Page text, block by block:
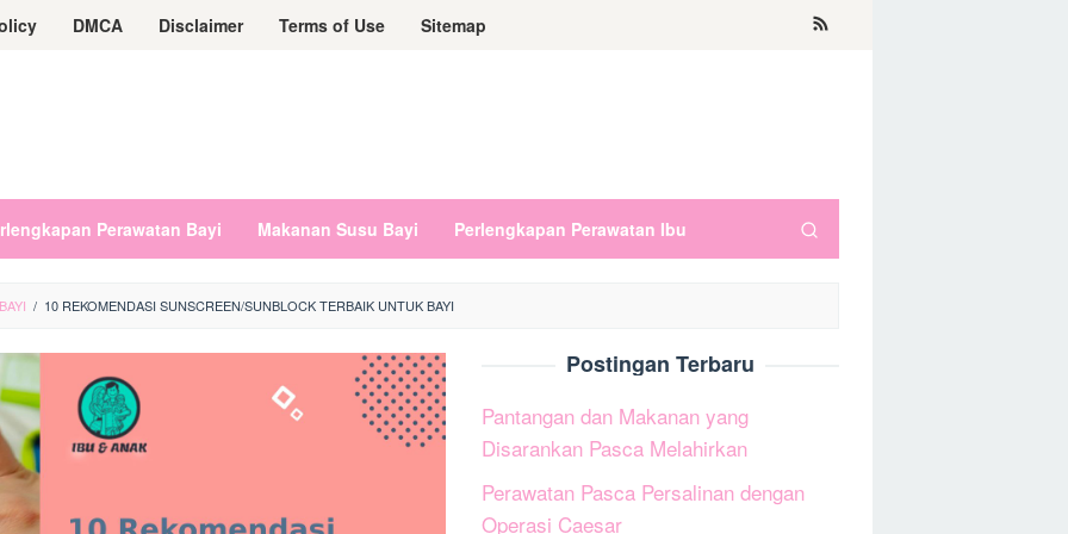
DMCA Disclaimer Terms of Use Sitemap
Perawatan Bayi Makanan Susu Bayi Perlengkapan Perawatan Ibu
/ 10 REKOMENDASI SUNSCREEN/SUNBLOCK TERBAIK UNTUK BAYI
Postingan Terbaru
Pantangan dan Makanan yang
Disarankan Pasca Melahirkan
Perawatan Pasca Persalinan dengan
Operasi Caesar